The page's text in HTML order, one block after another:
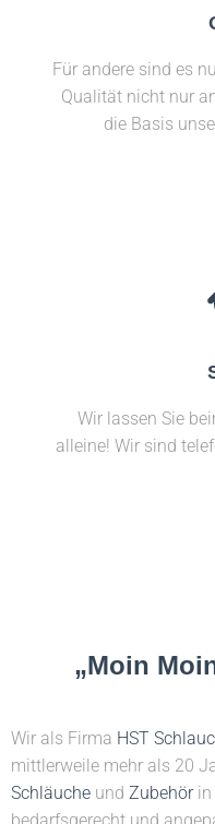
Für andere sind es
Qualität nicht nur
die Basis
Wir lassen Sie
alleine! Wir sind
„Moin
Wir als Firma HST
mittlerweile mehr als 20
Schläuche und Zubehör